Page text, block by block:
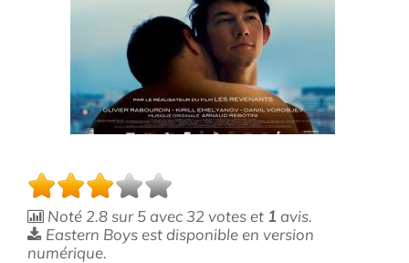
Noté 2.8sur5 avec 32 votes et 1 avis.
Eastern Boys est disponible en version
numérique.